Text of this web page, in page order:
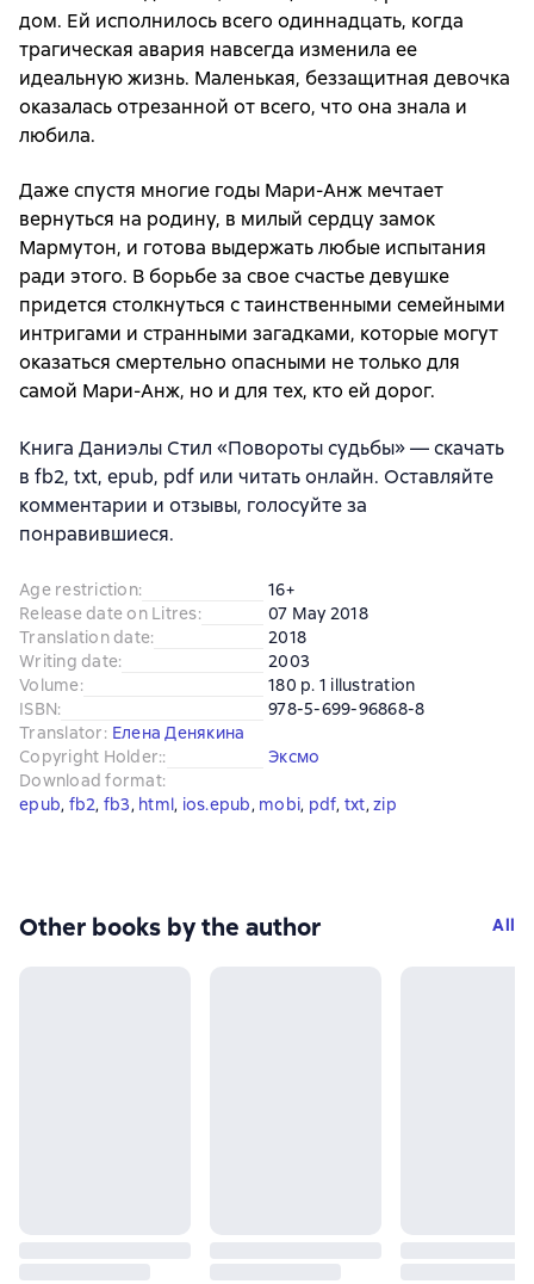
дом. Ей исполнилось всего одиннадцать, когда
трагическая авария навсегда изменила ее
идеальную жизнь. Маленькая, беззащитная девочка
оказалась отрезанной от всего, что она знала и
любила.
Даже спустя многие годы Мари-Анж мечтает
вернуться на родину, в милый сердцу замок
Мармутон, и готова выдержать любые испытания
ради этого. В борьбе за свое счастье девушке
придется столкнуться с таинственными семейными
интригами и странными загадками, которые могут
оказаться смертельно опасными не только для
самой Мари-Анж, но и для тех, кто ей дорог.
Книга Даниэлы Стил «Повороты судьбы» — скачать
в fb2, txt, epub, pdf или читать онлайн. Оставляйте
комментарии и отзывы, голосуйте за
понравившиеся.
Age restriction:
16+
Release date on Litres:
07 May 2018
Translation date:
2018
Writing date:
2003
Volume:
180 p. 1 illustration
ISBN:
978-5-699-96868-8
Translator: Елена Денякина
Copyright Holder::
Эксмо
Download format:
epub, fb2, fb3, html, ios.epub, mobi, pdf, txt, zip
Other books by the author All